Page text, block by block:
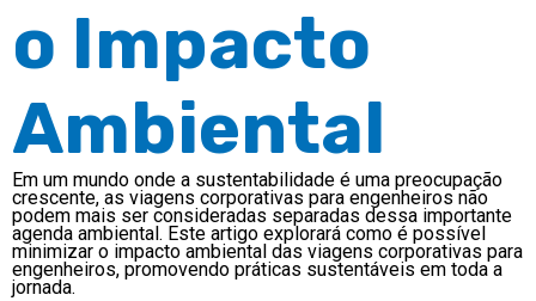
o Impacto
Ambiental
Em um mundo onde a sustentabilidade é uma preocupação
crescente, as viagens corporativas para engenheiros não
podem mais ser consideradas separadas dessa importante
agenda ambiental. Este artigo explorará como é possível
minimizar o impacto ambiental das viagens corporativas para
engenheiros, promovendo práticas sustentáveis em toda a
jornada.